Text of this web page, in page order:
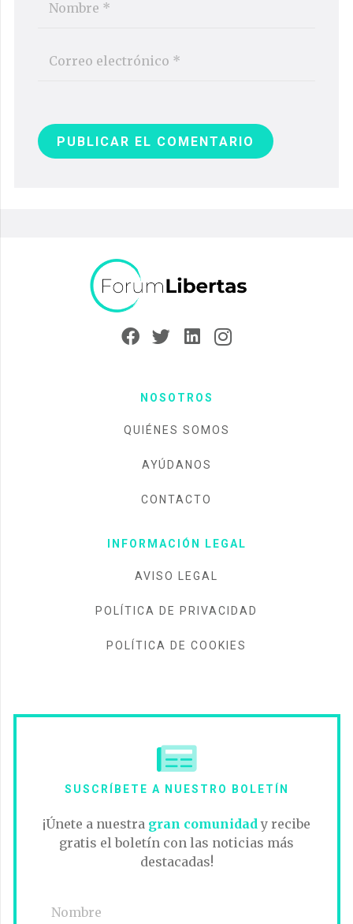
PUBLICAR EL COMENTARIO
NOSOTROS
QUIÉNES SOMOS
AYÚDANOS
CONTACTO
INFORMACIÓN LEGAL
AVISO LEGAL
POLÍTICA DE PRIVACIDAD
POLÍTICA DE COOKIES
SUSCRÍBETE A NUESTRO BOLETÍN
¡Únete a nuestra gran comunidad y recibe
gratis el boletín con las noticias más
destacadas!